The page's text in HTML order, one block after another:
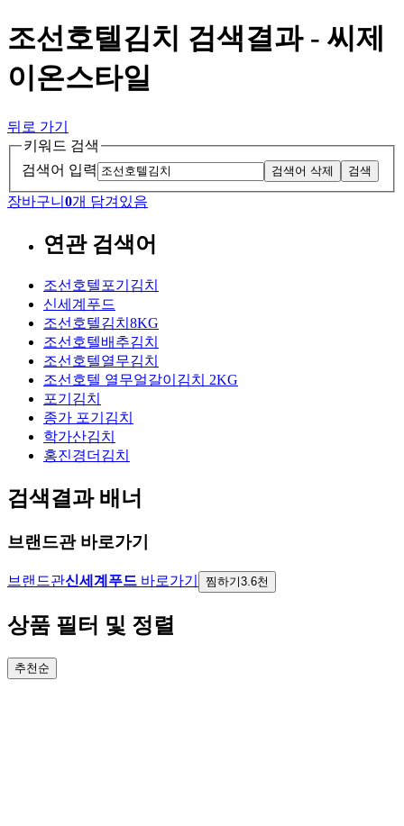
조선호텔김치 검색결과 - 씨제
이온스타일
뒤로 가기
키워드 검색
검색어 입력
검색어 삭제 검색
장바구니 0개 담겨있음
연관 검색어
조선호텔포기김치
신세계푸드
조선호텔김치8KG
조선호텔배추김치
조선호텔열무김치
조선호텔 열무얼갈이김치 2KG
포기김치
종가 포기김치
학가산김치
홍진경더김치
검색결과 배너
브랜드관 바로가기
브랜드관신세계푸드 바로가기 찜하기3.6천
상품 필터 및 정렬
추천순